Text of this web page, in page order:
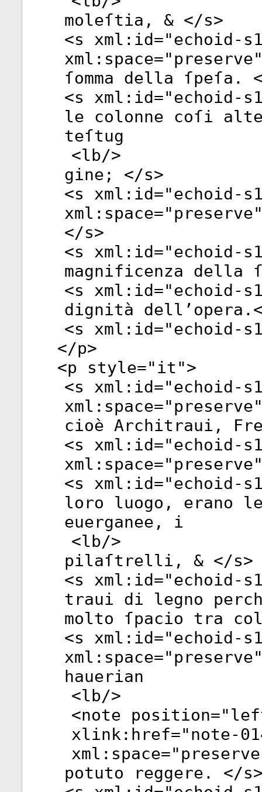
moleſtia, & </s>
<s xml:id="echoid-
xml:space="preserve
ſomma della ſpeſa.
<s xml:id="echoid-
le colonne coſi
teſtug
<lb/>
gine; </s>
<s xml:id="echoid-
xml:space="preserve
</s>
<s xml:id="echoid-
magnificenza della
<s xml:id="echoid-
dignità
<s xml:id="echoid-
</p>
<p style="it">
<s xml:id="echoid-
xml:space="preserve
cioè Architraui,
<s xml:id="echoid-
xml:space="preserve
<s xml:id="echoid-
loro luogo, erano
euerganee, i
<lb/>
pilaſtrelli, & </s>
<s xml:id="echoid-
traui di legno
molto ſpacio tra
<s xml:id="echoid-
xml:space="preserve
hauerian
<lb/>
<note position="
xlink:href="note-
xml:space="preserve
potuto reggere. </s